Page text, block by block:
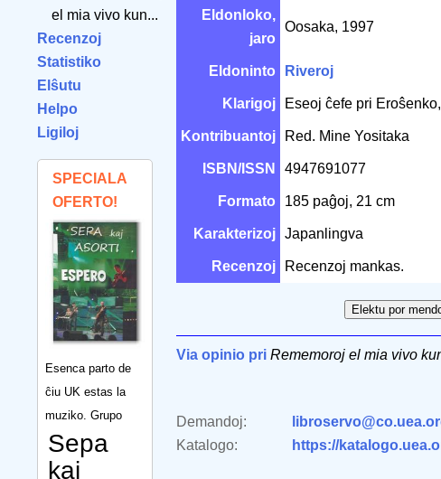
el mia vivo kun...
Recenzoj
Statistiko
Elŝutu
Helpo
Ligiloj
SPECIALA
OFERTO!
Esenca parto de
ĉiu UK estas la
muziko. Grupo
Sepa
kaj
Eldonloko,
jaro
Oosaka, 1997
Eldoninto Riveroj
Klarigoj Eseoj ĉefe pri
Kontribuantoj Red. Mine Yositaka
ISBN/ISSN 4947691077
Formato 185 paĝoj, 21 cm
Karakterizoj Japanlingva
Recenzoj Recenzoj mankas.
Via opinio pri Rememoroj el mia vivo
Demandoj:
Katalogo:
https://